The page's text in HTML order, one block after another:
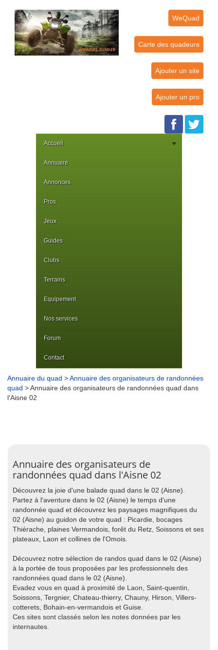
WeQuad
Carte des quadeurs
Ajouter un site
Ajouter un pro
Accueil
Annuaire
Annonces
Pros
Jeux
Guides
Clubs
Terrains
Equipement
Nos services
Forum
Contact
Annuaire du quad >Annuaire des organisateurs de randonnées
quad > Annuaire des organisateurs de randonnées quad dans
l'Aisne 02
Annuaire des organisateurs de
randonnées quad dans l'Aisne 02
Découvrez la joie d'une balade quad dans le 02 (Aisne).
Partez à l'aventure dans le 02 (Aisne) le temps d'une
randonnée quad et découvrez les paysages magnifiques du
02 (Aisne) au guidon de votre quad : Picardie, bocages
Thiérache, plaines Vermandois, forêt du Retz, Soissons et ses
plateaux, Laon et collines de l'Omois.
Découvrez notre sélection de randos quad dans le 02 (Aisne)
à la portée de tous proposées par les professionnels des
randonnées quad dans le 02 (Aisne).
Evadez vous en quad à proximité de Laon, Saint-quentin,
Soissons, Tergnier, Chateau-thierry, Chauny, Hirson, Villers-
cotterets, Bohain-en-vermandois et Guise.
Ces sites sont classés selon les notes données par les
internautes.